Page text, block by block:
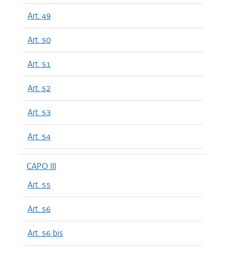
Art. 49
Art. 50
Art. 51
Art. 52
Art. 53
Art. 54
CAPO III
Art. 55
Art. 56
Art. 56 bis